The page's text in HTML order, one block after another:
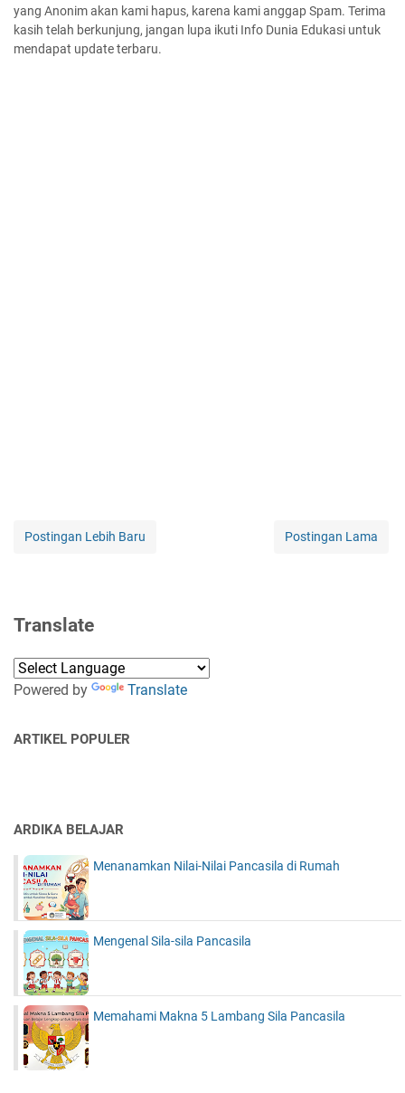
yang Anonim akan kami hapus, karena kami anggap Spam. Terima
kasih telah berkunjung, jangan lupa ikuti Info Dunia Edukasi untuk
mendapat update terbaru.
Postingan Lebih Baru Postingan Lama
Translate
Powered by Translate
ARTIKEL POPULER
ARDIKA BELAJAR
Menanamkan Nilai-Nilai Pancasila di Rumah
Mengenal Sila-sila Pancasila
Memahami Makna 5 Lambang Sila Pancasila